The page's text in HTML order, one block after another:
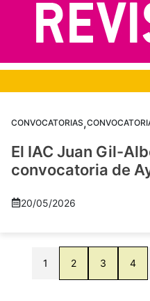
CONVOCATORIAS,
El IAC Juan Gil-
convocatoria de
20/05/2026
1 2 3 4